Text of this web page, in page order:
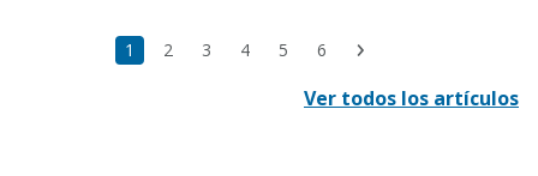
PaginaciónPágina
1 Page
2 Page
3 Page
4 Page
5 Page
6
Ver todos los artículos